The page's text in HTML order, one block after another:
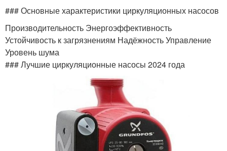
### Основные характеристики циркуляционных насосов
Производительность Энергоэффективность
Устойчивость к загрязнениям Надёжность Управление
Уровень шума
### Лучшие циркуляционные насосы 2024 года